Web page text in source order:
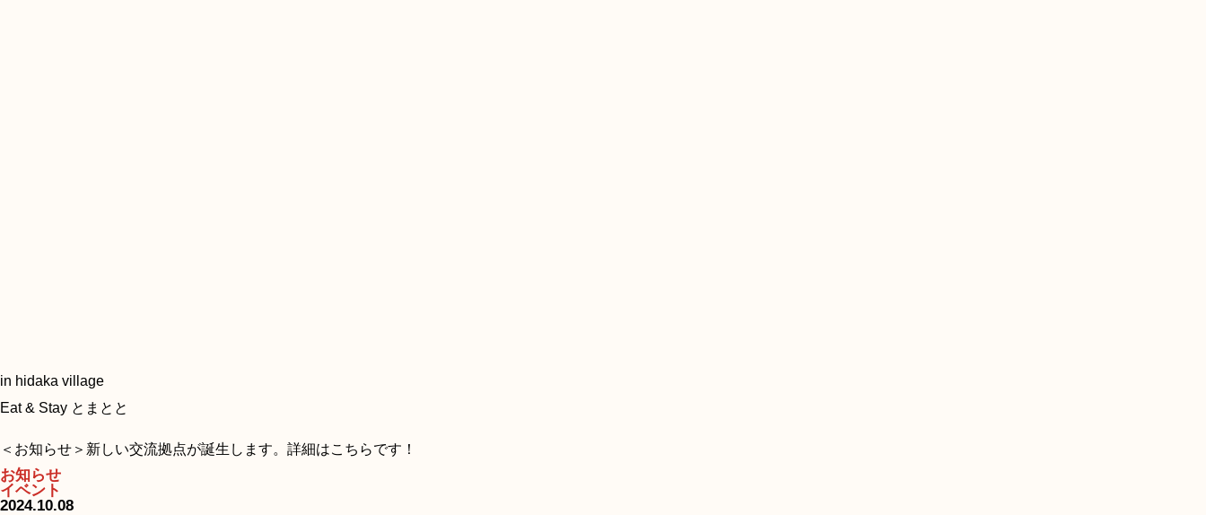
in hidaka village
Eat & Stay とまとと
＜お知らせ＞新しい交流拠点が誕生します。詳細はこちらです！
お知らせ
イベント
2024.10.08